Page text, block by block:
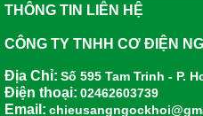
THÔNG
CÔNG TY TNHH CƠ ĐIỆN
Địa Chỉ: Số 595 Tam Trinh - P.
Điện thoại: 02462603739
Email: